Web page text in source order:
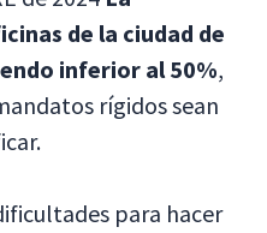
de la ciudad de
inferior al 50%,
rígidos sean
para hacer